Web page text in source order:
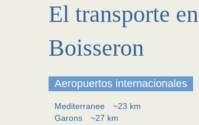
El transporte en
Boisseron
Aeropuertos internacionales
Mediterranee
~23 km
Garons
~27 km